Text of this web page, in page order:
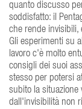
quanto discusso
soddisfatto: il
che rende invisibili,
Gli esperimenti su
lavoro c'è molto
consigli dei suoi
stesso per potersi
subito la
dall'invisibilità non